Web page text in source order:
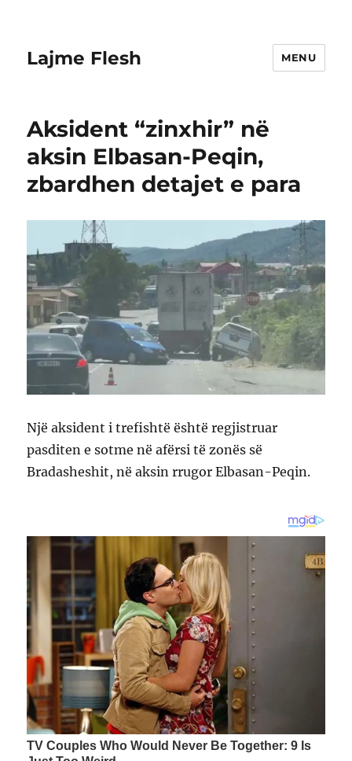
Lajme Flesh MENU
Aksident “zinxhir” në
aksin Elbasan-Peqin,
zbardhen detajet e para
Një aksident i trefishtë është regjistruar
pasditen e sotme në afërsi të zonës së
Bradasheshit, në aksin rrugor Elbasan-Peqin.